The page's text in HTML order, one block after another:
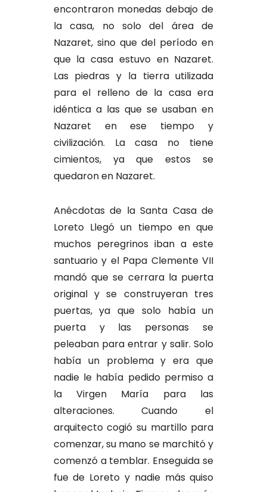
encontraron monedas debajo de
la casa, no solo del área de
Nazaret, sino que del período en
que la casa estuvo en Nazaret.
Las piedras y la tierra utilizada
para el relleno de la casa era
idéntica a las que se usaban en
Nazaret en ese tiempo y
civilización. La casa no tiene
cimientos, ya que estos se
quedaron en Nazaret.
Anécdotas de la Santa Casa de
Loreto Llegó un tiempo en que
muchos peregrinos iban a este
santuario y el Papa Clemente VII
mandó que se cerrara la puerta
original y se construyeran tres
puertas, ya que solo había un
puerta y las personas se
peleaban para entrar y salir. Solo
había un problema y era que
nadie le había pedido permiso a
la Virgen María para las
alteraciones. Cuando el
arquitecto cogió su martillo para
comenzar, su mano se marchitó y
comenzó a temblar. Enseguida se
fue de Loreto y nadie más quiso